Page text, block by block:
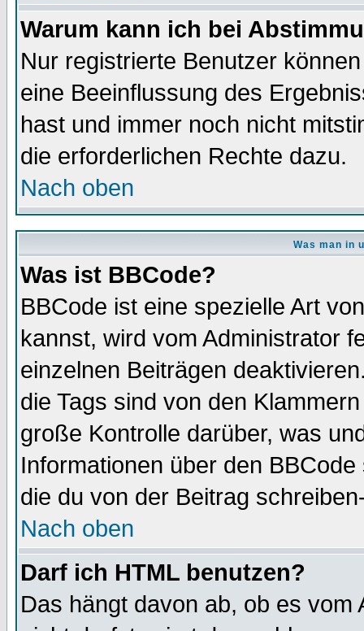
Warum kann ich bei
Nur registrierte Benutzer
eine Beeinflussung des
hast und immer noch nicht
die erforderlichen Rechte dazu.
Nach oben
Was man in
Was ist BBCode?
BBCode ist eine spezielle Art
kannst, wird vom Administrator
einzelnen Beiträgen
die Tags sind von den
große Kontrolle darüber, was
Informationen über den
die du von der Beitrag
Nach oben
Darf ich HTML benutzen?
Das hängt davon ab, ob es